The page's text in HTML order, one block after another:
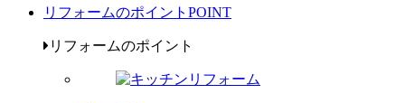
リフォームのポイント POINT
リフォームのポイント